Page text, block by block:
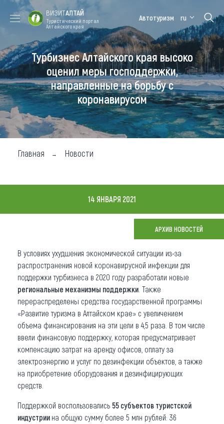
Форум VISIT
ALTAI
Цветение
маральника
Медицинский
форум
Алтайская
зимовка
Туры
Где побывать
Чем заняться
Где остановиться
О регионе
Коллекция впечатлений
Другие рубрики
ВИЗИТАЛТАЙ
Туристический портал
Алтайского края
Автотуризм ru
Турбизнес Алтайского края высоко
оценил меры господдержки,
направленные на борьбу с
коронавирусом
Главная Новости
14 ЯНВАРЯ 2021
АРХИВ НОВОСТЕЙ
В условиях ухудшения экономической ситуации из-за
распространения новой коронавирусной инфекции для
поддержки турбизнеса в 2020 году разработали новые
региональные механизмы поддержки . Также
перераспределены средства государственной программы
«Развитие туризма в Алтайском крае» с увеличением
объема финансирования на эти цели в 4,5 раза. В том числе
ввели финансовую поддержку, которая предусматривает
компенсацию затрат на аренду офисов, оплату за
электроэнергию и услуг по дезинфекции объектов, а также
на приобретение оборудования и дезинфицирующих
средств.
Поддержкой воспользовались 55 субъектов туристской
индустрии на общую сумму более 5 млн рублей: 36